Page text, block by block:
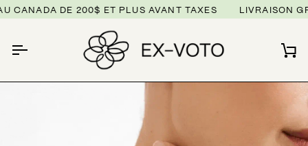
Passer
au
DE 200$ ET PLUS AVANT TAXES LIVRAISON